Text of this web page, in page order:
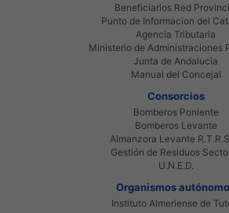
Beneficiarios Red
Punto de Informacion del
Agencia Tributaria
Ministerio de Administraciones
Junta de Andalucia
Manual del Concejal
Consorcios
Bomberos Poniente
Bomberos Levante
Almanzora Levante
Gestión de Residuos
U.N.E.D.
Organismos
Instituto Almeriense de